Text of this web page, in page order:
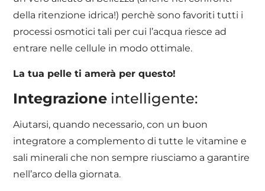
della ritenzione idrica!) perchè sono favoriti tutti i
processi osmotici tali per cui l’acqua riesce ad
entrare nelle cellule in modo ottimale.
La tua pelle ti amerà per questo!
Integrazione intelligente:
Aiutarsi, quando necessario, con un buon
integratore a complemento di tutte le vitamine e
sali minerali che non sempre riusciamo a garantire
nell’arco della giornata.